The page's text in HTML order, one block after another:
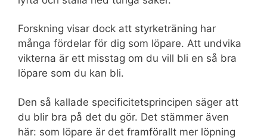
Forskning visar dock att styrketräning har
många fördelar för dig som löpare. Att undvika
vikterna är ett misstag om du vill bli en så bra
löpare som du kan bli.
Den så kallade specificitetsprincipen säger att
du blir bra på det du gör. Det stämmer även
här: som löpare är det framförallt mer löpning